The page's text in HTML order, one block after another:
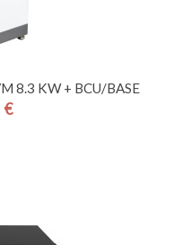
8.3 KW + BCU/BASE
€